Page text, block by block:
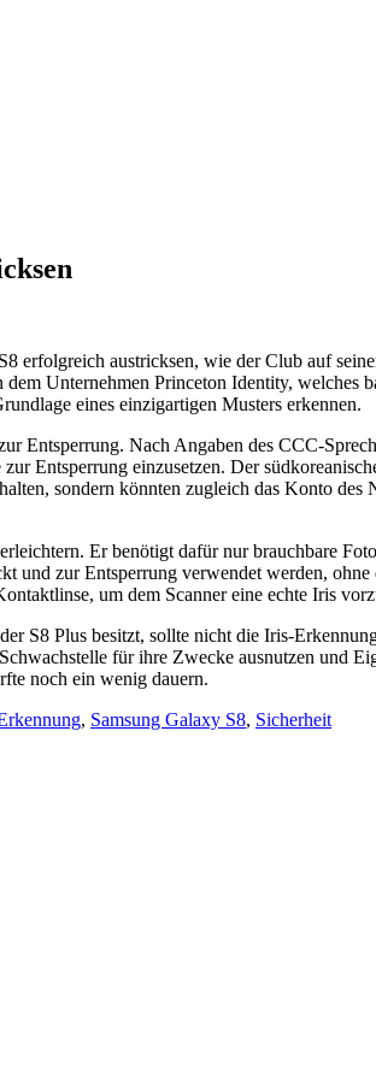
erfolgreich austricksen, wie der Club auf
Unternehmen Princeton Identity,
eines einzigartigen Musters erkennen.
Entsperrung. Nach Angaben des CCC-
Entsperrung einzusetzen. Der
sondern könnten zugleich das Konto
Er benötigt dafür nur brauchbare
zur Entsperrung verwendet werden,
um dem Scanner eine echte Iris
S8 Plus besitzt, sollte nicht die Iris-
für ihre Zwecke ausnutzen und
noch ein wenig dauern.
, Samsung Galaxy S8, Sicherheit